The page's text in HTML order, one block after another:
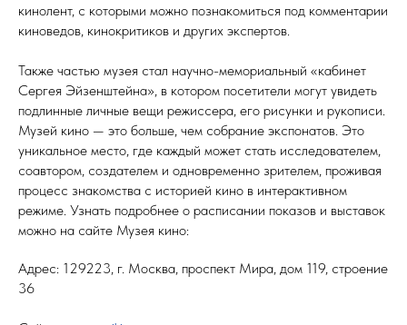
кинолент, с которыми можно познакомиться под комментарии
киноведов, кинокритиков и других экспертов.
Также частью музея стал научно-мемориальный «кабинет
Сергея Эйзенштейна», в котором посетители могут увидеть
подлинные личные вещи режиссера, его рисунки и рукописи.
Музей кино — это больше, чем собрание экспонатов. Это
уникальное место, где каждый может стать исследователем,
соавтором, создателем и одновременно зрителем, проживая
процесс знакомства с историей кино в интерактивном
режиме. Узнать подробнее о расписании показов и выставок
можно на сайте Музея кино:
Адрес: 129223, г. Москва, проспект Мира, дом 119, строение
36